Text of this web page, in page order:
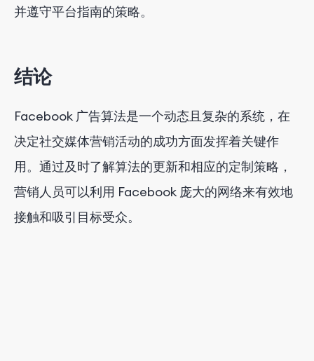
并遵守平台指南的策略。
结论
Facebook 广告算法是一个动态且复杂的系统，在
决定社交媒体营销活动的成功方面发挥着关键作
用。通过及时了解算法的更新和相应的定制策略，
营销人员可以利用 Facebook 庞大的网络来有效地
接触和吸引目标受众。